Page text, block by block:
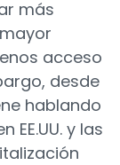
más
acceso
desde
hablando
EE.UU. y las